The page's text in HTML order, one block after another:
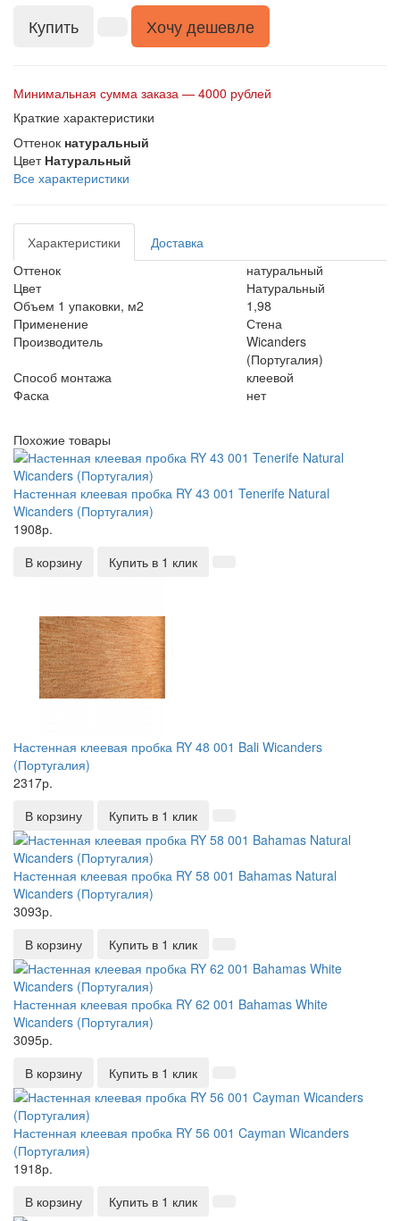
Купить Хочу дешевле
Минимальная сумма заказа — 4000 рублей
Краткие характеристики
Оттенок натуральный
Цвет Натуральный
Все характеристики
Характеристики
Доставка
Оттенок
натуральный
Цвет
Натуральный
Объем 1 упаковки, м2
1,98
Применение
Стена
Производитель
Wicanders
(Португалия)
Способ монтажа
клеевой
Фаска
нет
Похожие товары
Настенная клеевая пробка RY 43 001 Tenerife Natural
Wicanders (Португалия)
1908р.
В корзину
Купить в 1 клик
Настенная клеевая пробка RY 48 001 Bali Wicanders
(Португалия)
2317р.
В корзину
Купить в 1 клик
Настенная клеевая пробка RY 58 001 Bahamas Natural
Wicanders (Португалия)
3093р.
В корзину
Купить в 1 клик
Настенная клеевая пробка RY 62 001 Bahamas White
Wicanders (Португалия)
3095р.
В корзину
Купить в 1 клик
Настенная клеевая пробка RY 56 001 Cayman Wicanders
(Португалия)
1918р.
В корзину
Купить в 1 клик